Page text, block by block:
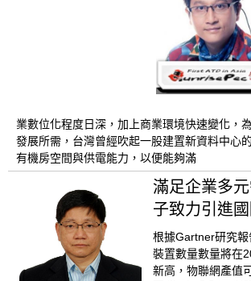
業數位化程度日深，加上商業環境快速變化，
發展所需，台灣曾經吹起一股建置新資料中心
有機房空間與供電能力，以便能夠滿
滿足企業多
子致力引進
根據Gartner研究
裝置數量數量將在
新高，物聯網產值